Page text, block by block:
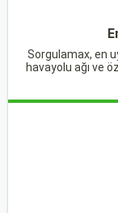
Sorgulamax, en
havayolu ağı ve